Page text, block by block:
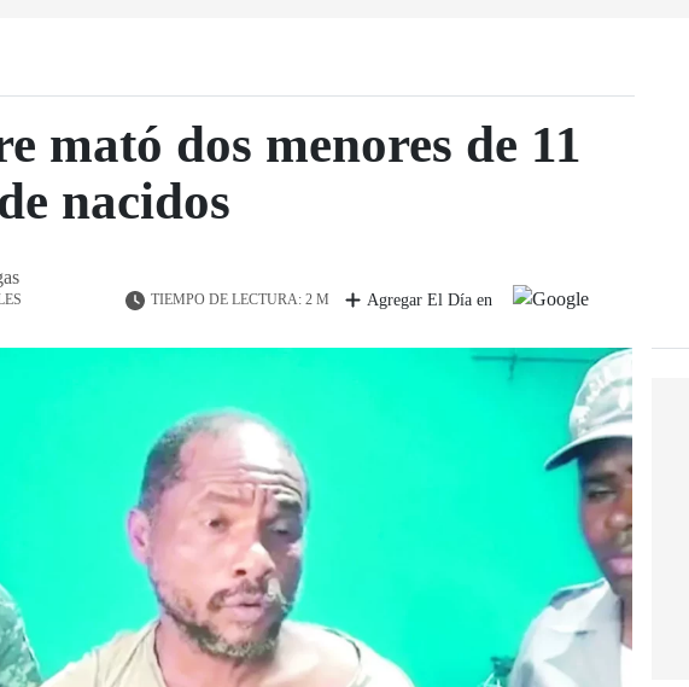
mató dos menores de 11
nacidos
TIEMPO DE LECTURA: 2 M Agregar El Día en